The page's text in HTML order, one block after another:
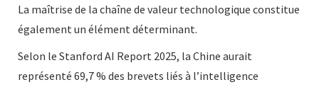
La maîtrise de la chaîne de valeur technologique constitue
également un élément déterminant.
Selon le Stanford AI Report 2025, la Chine aurait
représenté 69,7 % des brevets liés à l’intelligence